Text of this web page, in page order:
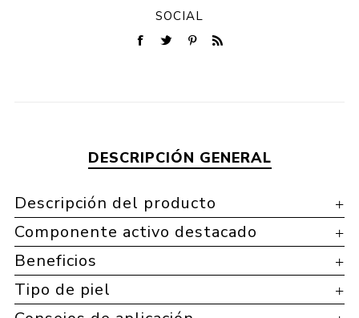
SOCIAL
DESCRIPCIÓN GENERAL
Descripción del producto
Componente activo destacado
Beneficios
Tipo de piel